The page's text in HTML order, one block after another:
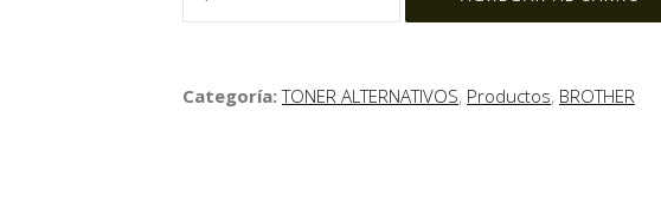
Categoría:TONER ALTERNATIVOS, Productos, BROTHER